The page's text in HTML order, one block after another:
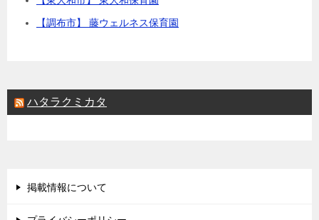
【調布市】 藤ウェルネス保育園
ハタラクミカタ
掲載情報について